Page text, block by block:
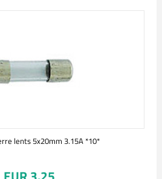
lents 5x20mm 3.15A *10*